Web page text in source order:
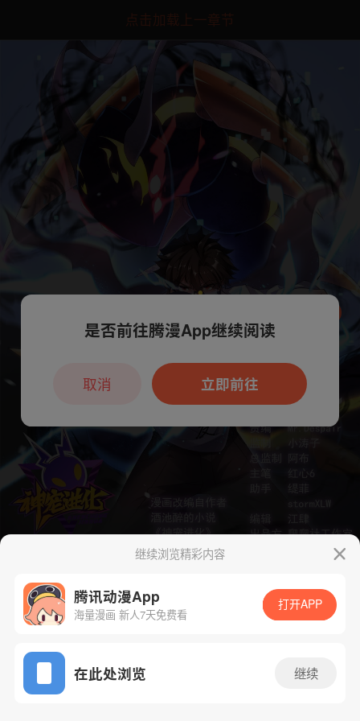
点击加载上一章节
App免费看
下一话 腾漫App免费看
继续浏览精彩内容
腾讯动漫App
海量漫画 新人7天免费看
打开APP
在此处浏览 继续
本章节仅支持App阅读，可打开App新用
户7天免费看
是否前往腾漫App继续阅读
立即前往
取消